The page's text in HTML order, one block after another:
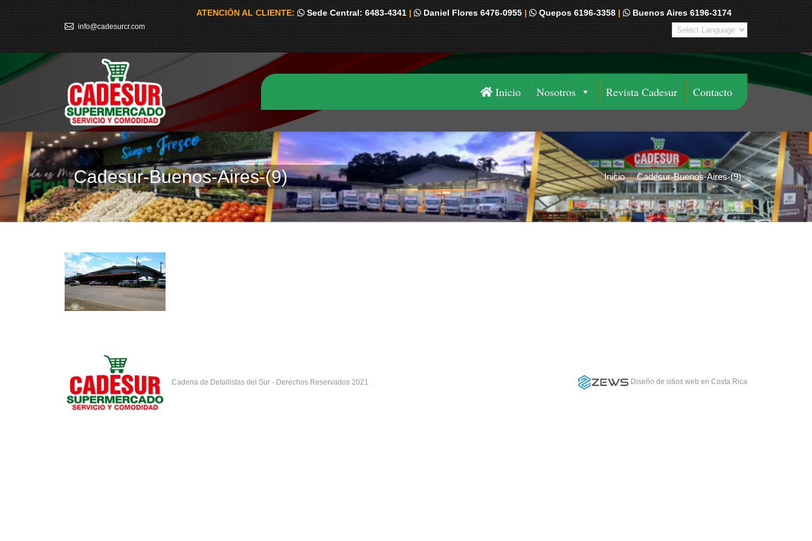
info@cadesurcr.com
ATENCIÓN AL CLIENTE: Sede Central: 6483-4341 | Daniel Flores 6476-0955 | Quepos 6196-3358 | Buenos Aires 6196-3174
Inicio Nosotros Revista Cadesur Contacto
Cadesur-Buenos-Aires-(9) Estás aquí: Inicio Cadesur-Buenos-Aires-(9)
Cadena de Detallistas del Sur - Derechos Reservados 2021 Diseño de sitios web en Costa Rica